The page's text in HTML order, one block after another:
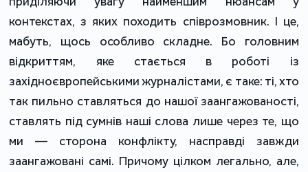
контекстах, з яких походить співрозмовник. І це,
мабуть, щось особливо складне. Бо головним
відкриттям, яке стається в роботі із
західноєвропейськими журналістами, є таке: ті, хто
так пильно ставляться до нашої заангажованості,
ставлять під сумнів наші слова лише через те, що
ми — сторона конфлікту, насправді завжди
заангажовані самі. Причому цілком легально, але,